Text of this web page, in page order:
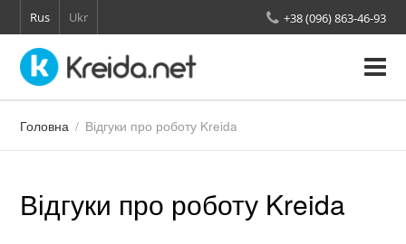
Rus Ukr +38 (096) 863-46-93
Про нас
Перевірка позицій сайту
Головна Відгуки про роботу Kreida
Відгуки про роботу Kreida